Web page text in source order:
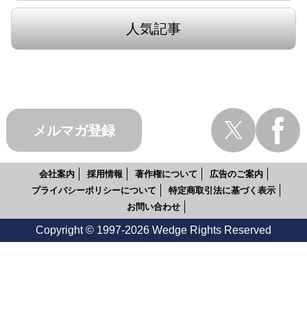
人気記事
メルマガ登録
会社案内 採用情報 著作権について
広告のご案内
プライバシーポリシーについて
特定商取引法に基づく表示
お問い合わせ
Copyright © 1997-2026 Wedge Rights Reserved